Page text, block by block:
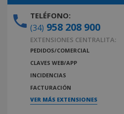
TELÉFONO:
(34) 958 208 900
EXTENSIONES CENTRALITA:
PEDIDOS/COMERCIAL
CLAVES WEB/APP
INCIDENCIAS
FACTURACIÓN
VER MÁS EXTENSIONES